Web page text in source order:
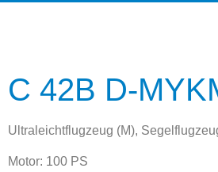
C 42B D-
Ultraleichtflugzeug (M),
Motor: 100 PS